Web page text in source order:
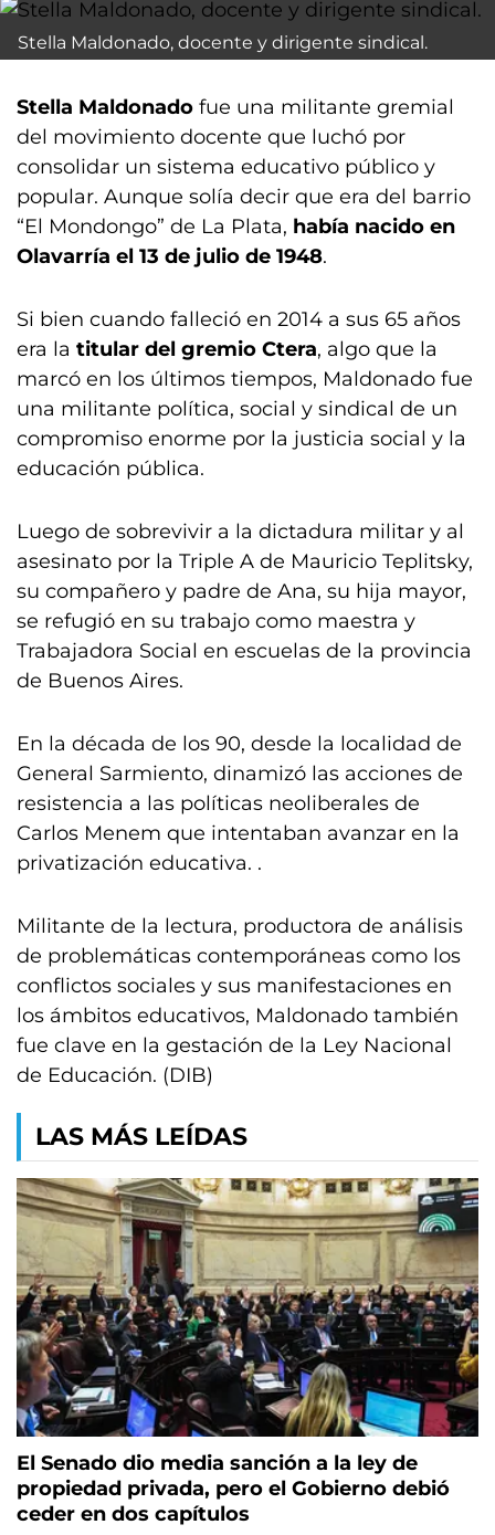
Stella Maldonado, docente y dirigente sindical.
Stella Maldonado fue una militante gremial
del movimiento docente que luchó por
consolidar un sistema educativo público y
popular. Aunque solía decir que era del barrio
“El Mondongo” de La Plata, había nacido en
Olavarría el 13 de julio de 1948.
Si bien cuando falleció en 2014 a sus 65 años
era la titular del gremio Ctera, algo que la
marcó en los últimos tiempos, Maldonado fue
una militante política, social y sindical de un
compromiso enorme por la justicia social y la
educación pública.
Luego de sobrevivir a la dictadura militar y al
asesinato por la Triple A de Mauricio Teplitsky,
su compañero y padre de Ana, su hija mayor,
se refugió en su trabajo como maestra y
Trabajadora Social en escuelas de la provincia
de Buenos Aires.
En la década de los 90, desde la localidad de
General Sarmiento, dinamizó las acciones de
resistencia a las políticas neoliberales de
Carlos Menem que intentaban avanzar en la
privatización educativa. .
Militante de la lectura, productora de análisis
de problemáticas contemporáneas como los
conflictos sociales y sus manifestaciones en
los ámbitos educativos, Maldonado también
fue clave en la gestación de la Ley Nacional
de Educación. (DIB)
LAS MÁS LEÍDAS
El Senado dio media sanción a la ley de
propiedad privada, pero el Gobierno debió
ceder en dos capítulos